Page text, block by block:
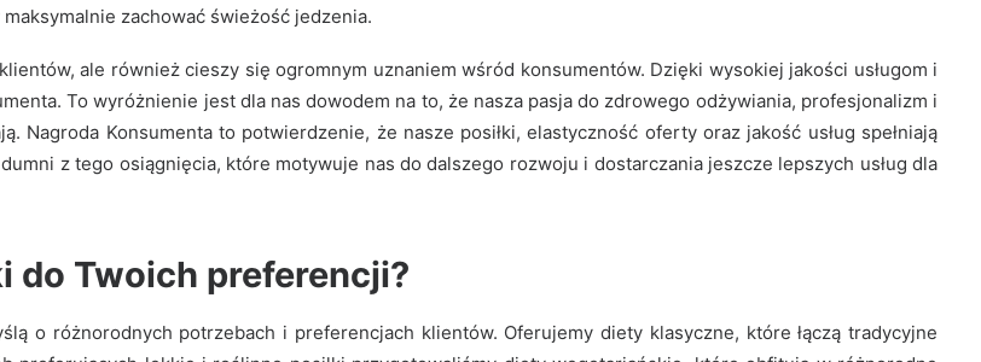
zachować świeżość jedzenia.
ale również cieszy się ogromnym uznaniem wśród konsumentów. Dzięki wysokiej jakości usługom i
To wyróżnienie jest dla nas dowodem na to, że nasza pasja do zdrowego odżywiania, profesjonalizm i
Nagroda Konsumenta to potwierdzenie, że nasze posiłki, elastyczność oferty oraz jakość usług spełniają
z tego osiągnięcia, które motywuje nas do dalszego rozwoju i dostarczania jeszcze lepszych usług dla
do Twoich preferencji?
o różnorodnych potrzebach i preferencjach klientów. Oferujemy diety klasyczne, które łączą tradycyjne